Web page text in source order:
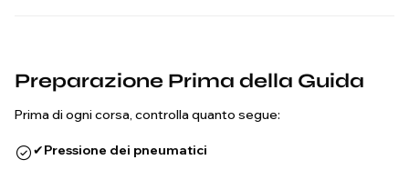
Preparazione Prima della Guida
Prima di ogni corsa, controlla quanto segue:
✔Pressione dei pneumatici